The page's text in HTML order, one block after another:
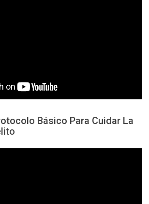
Básico Para Cuidar La